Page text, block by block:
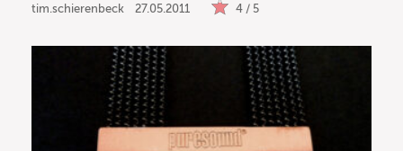
tim.schierenbeck 27.05.2011 4 / 5